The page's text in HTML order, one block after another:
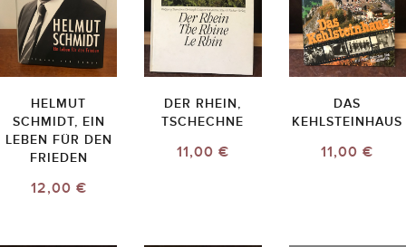
HELMUT
SCHMIDT, EIN
LEBEN FÜR DEN
FRIEDEN
12,00 €
DER RHEIN,
TSCHECHNE
11,00 €
DAS
KEHLSTEINHAUS
11,00 €